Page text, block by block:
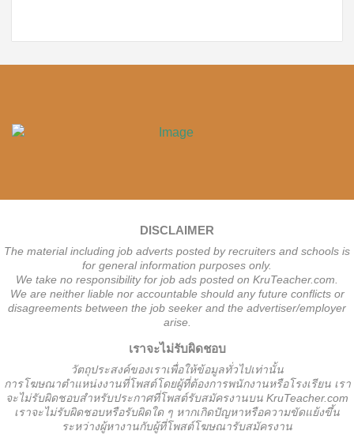
DISCLAIMER
The material including job adverts posted by recruiters and schools is
for general information purposes only.
We take no responsibility for job ads posted on KruTeacher.com.
We are neither liable nor accountable should any future conflicts or
disagreements between the job seeker and the advertiser/employer
arise.
เราจะไม่รับผิดชอบ
วัตถุประสงค์ของเราเพื่อให้ข้อมูลทั่วไปเท่านั้น
การโฆษณาตำแหน่งงานที่โพสต์โดยผู้ที่ต้องการพนักงานหรือโรงเรียน เรา
จะไม่รับผิดชอบสำหรับประกาศที่โพสต์รับสมัครงานบน KruTeacher.com
เราจะไม่รับผิดชอบหรือรับผิดใด ๆ หากเกิดปัญหาหรือความขัดแย้งขึ้น
ระหว่างผู้หางานกับผู้ที่โพสต์โฆษณารับสมัครงาน